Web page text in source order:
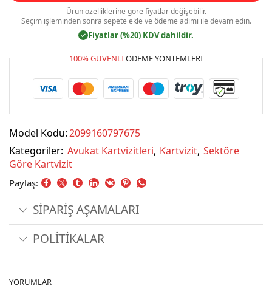
adet
Ürün özelliklerine göre fiyatlar değişebilir.
Seçim işleminden sonra sepete ekle ve ödeme adımı ile devam edin.
✓ Fiyatlar (%20) KDV dahildir.
100% GÜVENLIÖDEME YÖNTEMLERI
Model Kodu:2099160797675
Kategoriler: Avukat Kartvizitleri, Kartvizit, Sektöre
Göre Kartvizit
Paylaş:
SİPARİŞ AŞAMALARI
POLİTİKALAR
YORUMLAR